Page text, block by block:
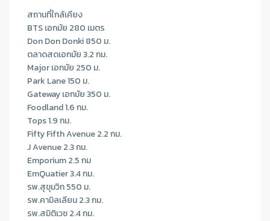
สถานที่ใกล้เคียง
BTS เอกมัย 280 เมตร
Don Don Donki 850 ม.
ตลาดสดเอกมัย 3.2 กม.
Major เอกมัย 250 ม.
Park Lane 150 ม.
Gateway เอกมัย 350 ม.
Foodland 1.6 กม.
Tops 1.9 กม.
Fifty Fifth Avenue 2.2 กม.
J Avenue 2.3 กม.
Emporium 2.5 กม
EmQuatier 3.4 กม.
รพ.สุขุมวิท 550 ม.
รพ.คามิลเลียน 2.3 กม.
รพ.สมิติเวช 2.4 กม.